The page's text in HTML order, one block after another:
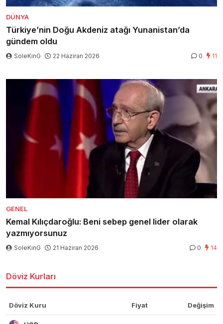
DÜNYA
Türkiye’nin Doğu Akdeniz atağı Yunanistan’da
gündem oldu
SoleKinG 22 Haziran 2026 0 11
GENEL
Kemal Kılıçdaroğlu: Beni sebep genel lider olarak
yazmıyorsunuz
SoleKinG 21 Haziran 2026 0 14
Döviz Kurları
Döviz Kuru Fiyat Değişim